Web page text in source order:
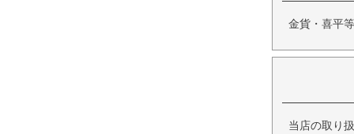
金貨・喜平
当店の取り